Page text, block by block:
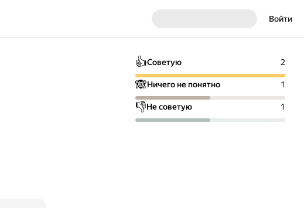
Войти
👍Советую 2
🙈Ничего не понятно 1
👎Не советую 1